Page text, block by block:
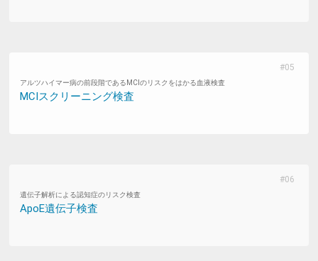
アルツハイマー病の前段階であるMCIのリスクをはかる血液検査
MCIスクリーニング検査
遺伝子解析による認知症のリスク検査
ApoE遺伝子検査